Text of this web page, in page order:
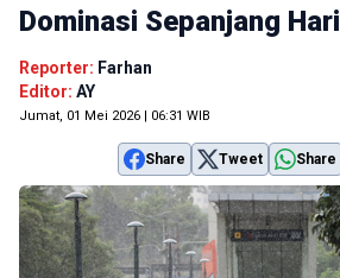
Dominasi Sepanjang Hari
Reporter: Farhan
Editor: AY
Jumat, 01 Mei 2026 | 06:31 WIB
Share Tweet Share